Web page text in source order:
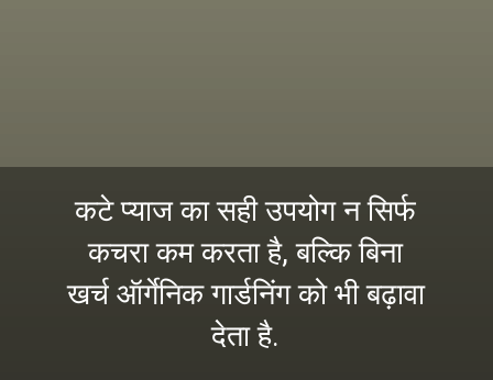
कटे प्याज का सही उपयोग न सिर्फ
कचरा कम करता है, बल्कि बिना
खर्च ऑर्गेनिक गार्डनिंग को भी बढ़ावा
देता है.